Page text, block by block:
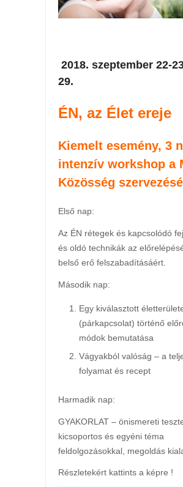
2018. szeptember 22-
29.
ÉN, az Élet ereje
Kiemelt esemény, 3
intenzív workshop a
Közösség
Első nap:
Az ÉN rétegek és kapcsolódó
és oldó technikák az
belső erő felszabadításáért.
Második nap:
Egy kiválasztott
(párkapcsolat) történő
módok bemutatása
Vágyakból valóság – a
folyamat és recept
Harmadik nap:
GYAKORLAT – önismereti
kicsoportos és egyéni téma
feldolgozásokkal, megoldás
Részletekért kattints a képre !